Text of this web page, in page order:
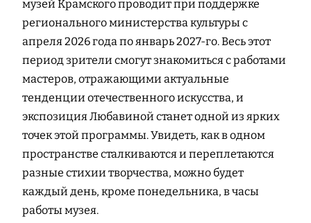
музей Крамского проводит при поддержке
регионального министерства культуры с
апреля 2026 года по январь 2027-го. Весь этот
период зрители смогут знакомиться с работами
мастеров, отражающими актуальные
тенденции отечественного искусства, и
экспозиция Любавиной станет одной из ярких
точек этой программы. Увидеть, как в одном
пространстве сталкиваются и переплетаются
разные стихии творчества, можно будет
каждый день, кроме понедельника, в часы
работы музея.